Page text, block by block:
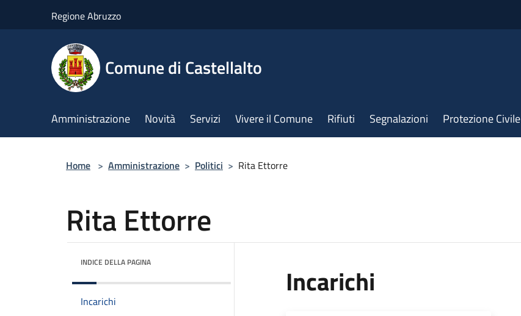
Regione Abruzzo
Comune di Castellalto
Amministrazione Novità Servizi Vivere il Comune Rifiuti Segnalazioni Protezione Civile
Home > Amministrazione > Politici > Rita Ettorre
Rita Ettorre
INDICE DELLA PAGINA
Incarichi
Incarichi